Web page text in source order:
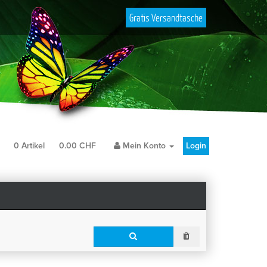
Gratis Versandtasche
0 Artikel 0.00 CHF Mein Konto Login